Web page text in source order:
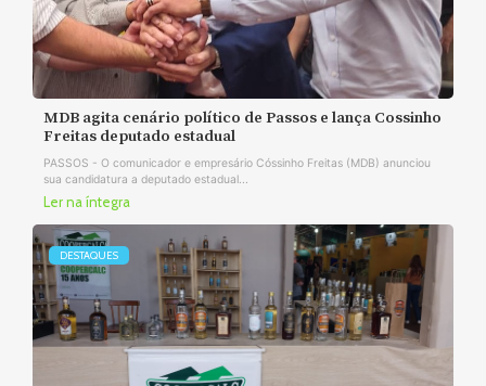
MDB agita cenário político de Passos e lança Cossinho
Freitas deputado estadual
PASSOS - O comunicador e empresário Cóssinho Freitas (MDB) anunciou
sua candidatura a deputado estadual...
Ler na íntegra
DESTAQUES